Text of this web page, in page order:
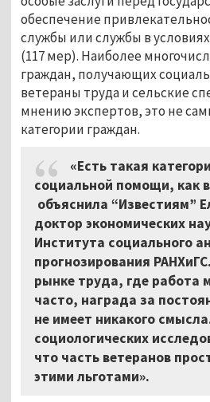
обеспечение
службы или службы в
(117 мер). Наиболее
граждан, получающих
ветераны труда и сельские
мнению экспертов, это не
категории граждан.
«Есть такая
социальной помощи, как
объяснила “Известиям”
доктор экономических
Института социального
прогнозирования РАНХиГС.
рынке труда, где работа
часто, награда за
не имеет никакого
социологических
что часть ветеранов
этими льготами».